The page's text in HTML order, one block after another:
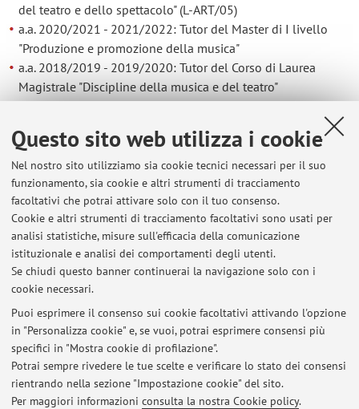
Questo sito web utilizza i cookie
Nel nostro sito utilizziamo sia cookie tecnici necessari per il suo
funzionamento, sia cookie e altri strumenti di tracciamento
facoltativi che potrai attivare solo con il tuo consenso.
Cookie e altri strumenti di tracciamento facoltativi sono usati per
analisi statistiche, misure sull'efficacia della comunicazione
istituzionale e analisi dei comportamenti degli utenti.
Se chiudi questo banner continuerai la navigazione solo con i
cookie necessari.
Puoi esprimere il consenso sui cookie facoltativi attivando l'opzione
in "Personalizza cookie" e, se vuoi, potrai esprimere consensi più
specifici in "Mostra cookie di profilazione".
Potrai sempre rivedere le tue scelte e verificare lo stato dei consensi
rientrando nella sezione "Impostazione cookie" del sito.
Per maggiori informazioni consulta la nostra Cookie policy.
del teatro e dello spettacolo" (L-ART/05)
a.a. 2020/2021 - 2021/2022: Tutor del Master di I livello
"Produzione e promozione della musica"
a.a. 2018/2019 - 2019/2020: Tutor del Corso di Laurea
Magistrale "Discipline della musica e del teatro"
Contatti
E-mail: lucia.ferrero3@unibo.it
Dipartimento delle Arti
Via Barberia 4, Bologna - Vai alla mappa
Ultimi avvisi
Al momento non sono presenti avvisi.